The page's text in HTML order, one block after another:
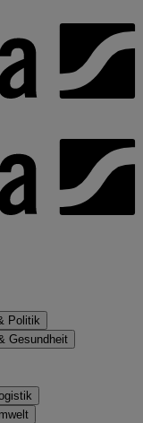
Politik
Gesundheit